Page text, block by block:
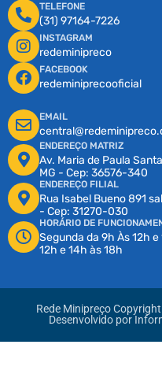
TELEFONE
(31) 97164-7226
INSTAGRAM
redeminipreco
FACEBOOK
redeminiprecooficial
EMAIL
ENDEREÇO MATRIZ
Av. Maria de Paula
MG - Cep: 36576-340
ENDEREÇO FILIAL
Rua Isabel Bueno 891
- Cep: 31270-030
HORÁRIO DE
Segunda da 9h Às 12h
12h e 14h às 18h
Rede Minipreço
Desenvolvido por